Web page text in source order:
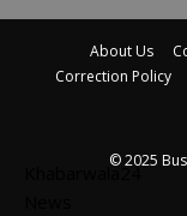
About Us
Correction Policy
© 2025
Khabarwala24